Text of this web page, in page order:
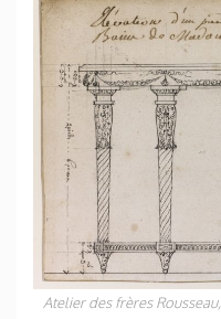
Atelier des frères Rousseau,